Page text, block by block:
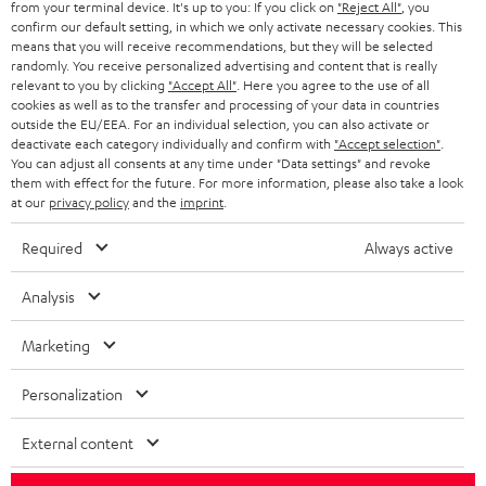
SMART HOME
BLUETOOTH-LAUTSPRECHER
KOPFHÖRER
BLUETOOTH-KOPFHÖRER
STEREOANLAGEN
LAUTSPRECHER
ULTIMA-SERIE
IN-EAR-KOPFHÖRER
FANSHOP
NEUHEITEN
GESCHÄFTSKUNDEN
PARTNERPROGRAMM
BLOG
NEWSLETTER
STORES
DEINE VORTEILE BEI TEUFEL
TEUFEL STORY
UNSER MANAGEMENT
NACHHALTIGKEIT
UNSERE WERTE
SCHWEIZ
NIEDERLANDE
BELGIEN
POLEN
SPANIEN
USA
Fotos abgebildete Zubehör ist nicht im Lieferumfang enthalten. Etwaige
©2026 Lautsprecher Teufel GmbH - All rights reserved.
Impressum AGB Datenschutz Daten-Einstellungen EU Data Act
from your terminal device. It's up to you: If you click on "Reject All" , you
confirm our default setting, in which we only activate necessary cookies. This
means that you will receive recommendations, but they will be selected
randomly. You receive personalized advertising and content that is really
relevant to you by clicking "Accept All" . Here you agree to the use of all
cookies as well as to the transfer and processing of your data in countries
outside the EU/EEA. For an individual selection, you can also activate or
deactivate each category individually and confirm with "Accept selection"
You can adjust all consents at any time under "Data settings" and revoke
them with effect for the future. For more information, please also take a look
at our privacy policyand the imprint
Required Always active
Analysis
Marketing
Personalization
External content